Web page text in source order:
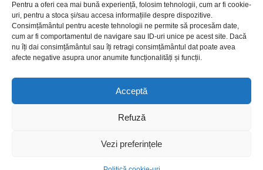
Pentru a oferi cea mai bună experiență, folosim tehnologii, cum ar fi cookie-
uri, pentru a stoca și/sau accesa informațiile despre dispozitive.
Consimțământul pentru aceste tehnologii ne permite să procesăm date,
cum ar fi comportamentul de navigare sau ID-uri unice pe acest site. Dacă
nu îți dai consimțământul sau îți retragi consimțământul dat poate avea
afecte negative asupra unor anumite funcționalități și funcții.
Acceptă
Refuză
Vezi preferințele
Informații pentru adolescenți
Informații pentru adulți
Informații pentru seniori
© 2026 Biblioteca Judeţeană „Gheorghe Asachi” Iaşi